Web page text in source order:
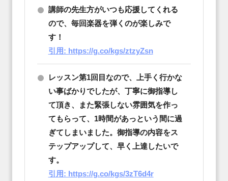
講師の先生方がいつも応援してくれる
ので、毎回楽器を弾くのが楽しみで
す！
引用: https://g.co/kgs/ztzyZsn
レッスン第1回目なので、上手く行かな
い事ばかりでしたが、丁寧に御指導し
て頂き、また緊張しない雰囲気を作っ
てもらって、1時間があっという間に過
ぎてしまいました。御指導の内容をス
テップアップして、早く上達したいで
す。
引用: https://g.co/kgs/3zT6d4r